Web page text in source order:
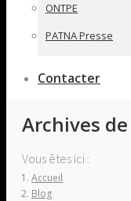
ONTPE
PATNA Presse
Contacter
Archives
Vous êtes ici :
Accueil
Blog